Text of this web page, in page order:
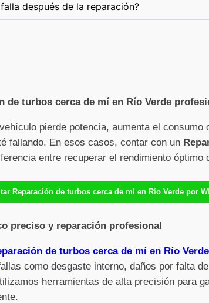
después de la reparación?
de turbos cerca de mí en Río Verde
pierde potencia, aumenta el
fallando. En esos casos, contar con un
entre recuperar el rendimiento
Reparación de turbos cerca de mí en Río Verde por
preciso y reparación profesional
de turbos cerca de mí en Río Verde
como desgaste interno, daños por falta
herramientas de alta precisión para